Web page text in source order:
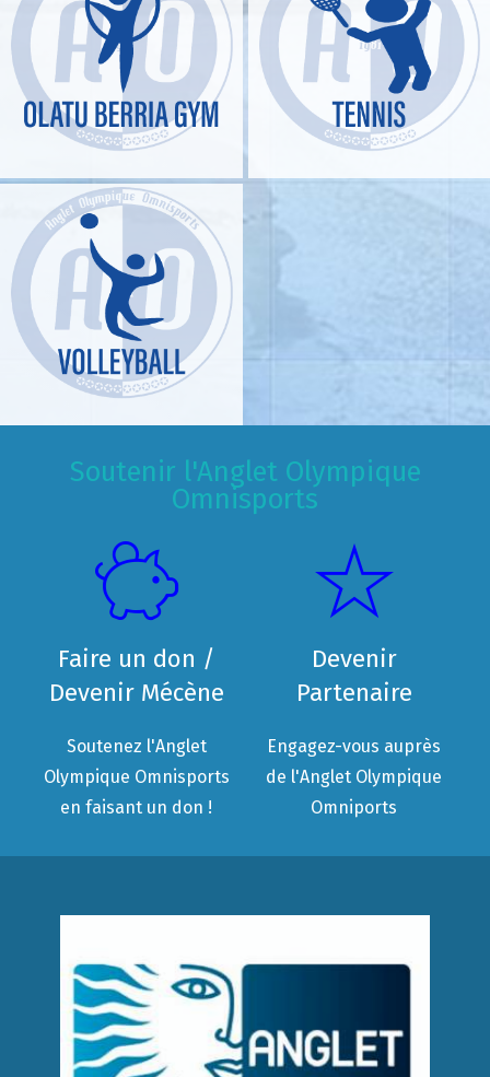
Soutenir l'Anglet Olympique
Omnisports
Faire un don /
Devenir Mécène
Soutenez l'Anglet
Olympique Omnisports
en faisant un don !
Devenir
Partenaire
Engagez-vous auprès
de l'Anglet Olympique
Omniports